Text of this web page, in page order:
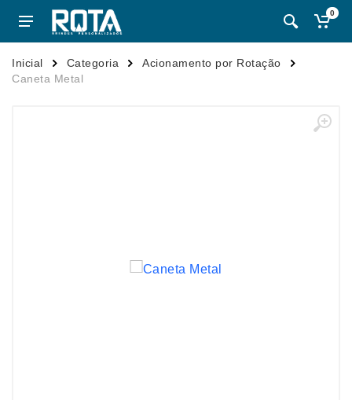
0
Inicial Categoria
Acionamento por Rotação
Caneta Metal